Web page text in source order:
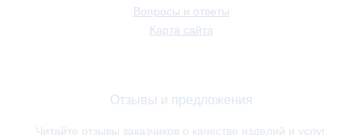
Вопросы и ответы
Карта сайта
Отзывы и предложения
Читайте отзывы заказчиков о качестве изделий и услуг,